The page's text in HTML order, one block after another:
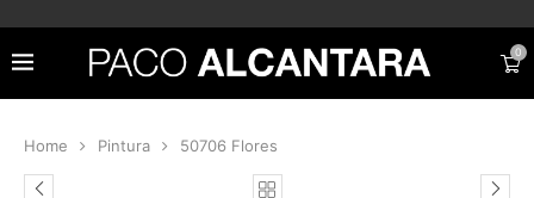
0
Home Pintura 50706 Flores